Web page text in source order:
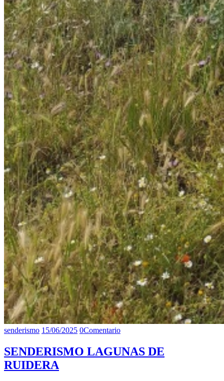
senderismo 15/06/2025 0Comentario
SENDERISMO LAGUNAS DE
RUIDERA